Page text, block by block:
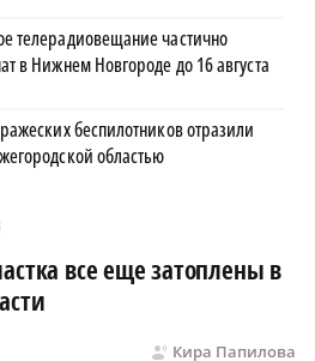
телерадиовещание частично
в Нижнем Новгороде до 16 августа
беспилотников отразили
областью
все еще затоплены в
Кира Папилова